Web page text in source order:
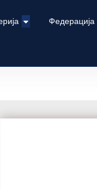
Федерација